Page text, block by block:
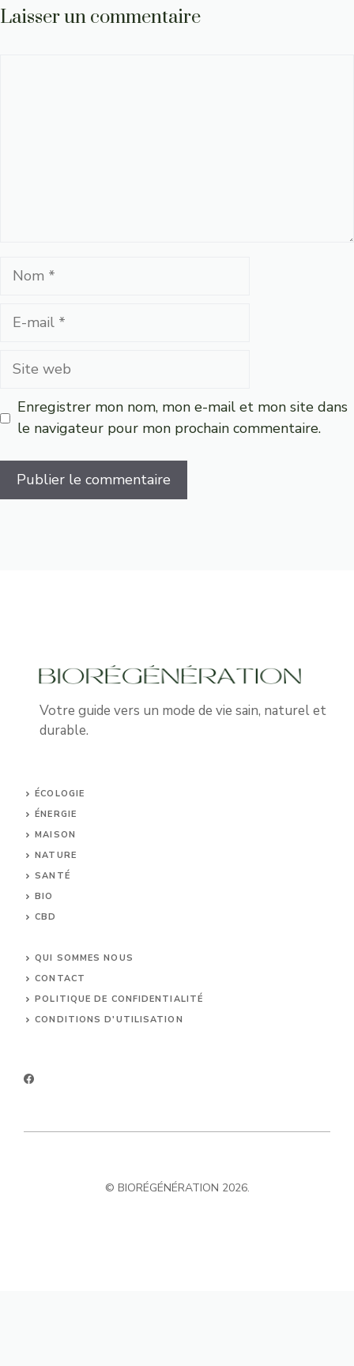
Laisser un commentaire
Nom
Site
Enregistrer mon nom, mon e-mail et mon site dans
le navigateur pour mon prochain commentaire.
Votre guide vers un mode de vie sain, naturel et
durable.
ÉCOLOGIE
ÉNERGIE
MAISON
NATURE
SANTÉ
BIO
CBD
QUI SOMMES NOUS
CONTACT
POLITIQUE DE CONFIDENTIALITÉ
CONDITIONS D'UTILISATION
© BIORÉGÉNÉRATION 2026.